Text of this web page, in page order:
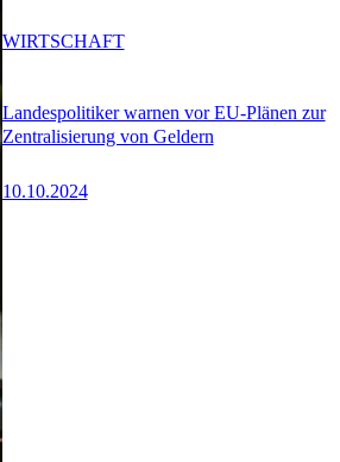
Landespolitiker warnen vor EU-Plänen zur
Zentralisierung von Geldern
10.10.2024
WIRTSCHAFT